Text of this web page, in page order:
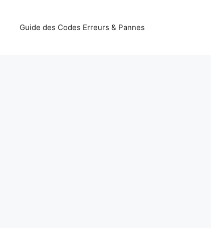
Guide des Codes Erreurs & Pannes